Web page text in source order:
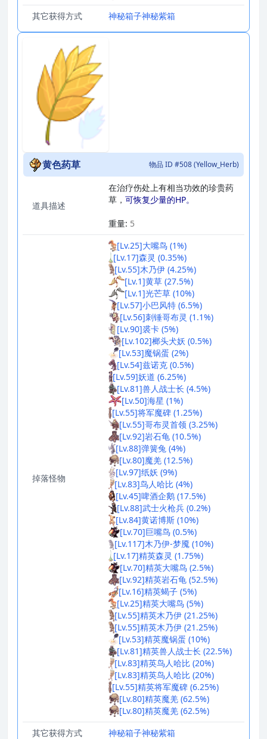
其它获得方式
神秘箱子神秘紫箱
黄色药草 物品 ID #508 (Yellow_Herb)
道具描述
在治疗伤处上有相当功效的珍贵药
草， 可恢复少量的HP。
重量: 5
掉落怪物
[Lv.25]大嘴鸟 (1%)
[Lv.17]森灵 (0.35%)
[Lv.55]木乃伊 (4.25%)
[Lv.1]黄草 (27.5%)
[Lv.1]光芒草 (10%)
[Lv.57]小巴风特 (6.5%)
[Lv.56]刺锤哥布灵 (1.1%)
[Lv.90]裘卡 (5%)
[Lv.102]榔头犬妖 (0.5%)
[Lv.53]魔锅蛋 (2%)
[Lv.54]兹诺克 (0.5%)
[Lv.59]妖道 (6.25%)
[Lv.81]兽人战士长 (4.5%)
[Lv.50]海星 (1%)
[Lv.55]将军魔碑 (1.25%)
[Lv.55]哥布灵首领 (3.25%)
[Lv.92]岩石龟 (10.5%)
[Lv.88]弹簧兔 (4%)
[Lv.80]魔羌 (12.5%)
[Lv.97]纸妖 (9%)
[Lv.83]鸟人哈比 (4%)
[Lv.45]啤酒企鹅 (17.5%)
[Lv.88]武士火枪兵 (0.2%)
[Lv.84]黄诺博斯 (10%)
[Lv.70]巨嘴鸟 (0.5%)
[Lv.117]木乃伊-梦魇 (10%)
[Lv.17]精英森灵 (1.75%)
[Lv.70]精英大嘴鸟 (2.5%)
[Lv.92]精英岩石龟 (52.5%)
[Lv.16]精英蝎子 (5%)
[Lv.25]精英大嘴鸟 (5%)
[Lv.55]精英木乃伊 (21.25%)
[Lv.55]精英木乃伊 (21.25%)
[Lv.53]精英魔锅蛋 (10%)
[Lv.81]精英兽人战士长 (22.5%)
[Lv.83]精英鸟人哈比 (20%)
[Lv.83]精英鸟人哈比 (20%)
[Lv.55]精英将军魔碑 (6.25%)
[Lv.80]精英魔羌 (62.5%)
[Lv.80]精英魔羌 (62.5%)
其它获得方式
神秘箱子神秘紫箱